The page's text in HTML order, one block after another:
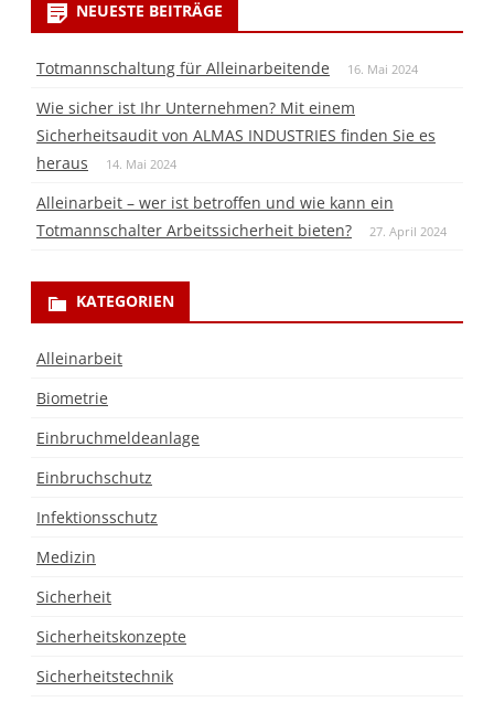
NEUESTE BEITRÄGE
Totmannschaltung für Alleinarbeitende 16. Mai 2024
Wie sicher ist Ihr Unternehmen? Mit einem
Sicherheitsaudit von ALMAS INDUSTRIES finden Sie es
heraus
14. Mai 2024
Alleinarbeit – wer ist betroffen und wie kann ein
Totmannschalter Arbeitssicherheit bieten?
27. April 2024
KATEGORIEN
Alleinarbeit
Biometrie
Einbruchmeldeanlage
Einbruchschutz
Infektionsschutz
Medizin
Sicherheit
Sicherheitskonzepte
Sicherheitstechnik